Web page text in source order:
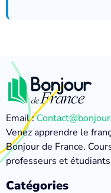
Email :
Venez apprendre le
Bonjour de France.
professeurs et
Catégories